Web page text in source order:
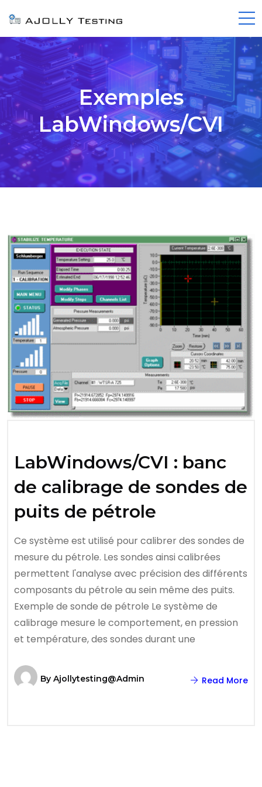
Exemples
LabWindows/CVI
LabWindows/CVI : banc
de calibrage de sondes de
puits de pétrole
Ce système est utilisé pour calibrer des sondes de
mesure du pétrole. Les sondes ainsi calibrées
permettent l'analyse avec précision des différents
composants du pétrole au sein même des puits.
Exemple de sonde de pétrole Le système de
calibrage mesure le comportement, en pression
et température, des sondes durant une
By Ajollytesting@admin Read More